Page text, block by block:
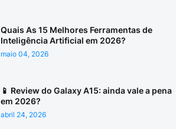
Quais As 15 Melhores Ferramentas de
Inteligência Artificial em 2026?
maio 04, 2026
📱 Review do Galaxy A15: ainda vale a pena
em 2026?
abril 24, 2026